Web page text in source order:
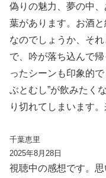
偽りの魅力、夢の中
葉があります。お酒
なのでしょうか、そ
で、吟が落ち込んで
ったシーンも印象的
ぶとむし”が飲みたく
り切れてしまいます
千葉恵里
2025年8月28日
視聴中の感想です。